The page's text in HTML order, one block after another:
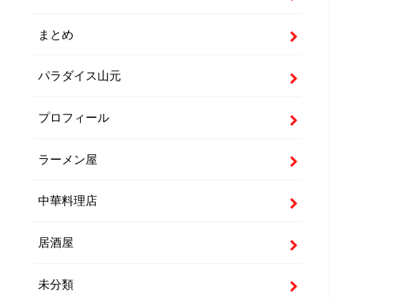
まとめ
パラダイス山元
プロフィール
ラーメン屋
中華料理店
居酒屋
未分類